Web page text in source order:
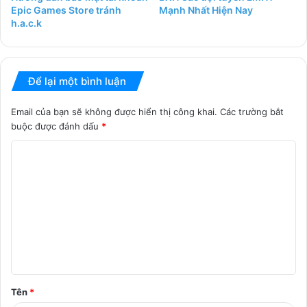
Epic Games Store tránh
h.a.c.k
Mạnh Nhất Hiện Nay
Để lại một bình luận
Email của bạn sẽ không được hiển thị công khai. Các trường bắt
buộc được đánh dấu *
ậ
n
Tên *